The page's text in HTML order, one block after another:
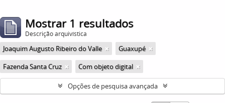
Mostrar 1 resultados
Descrição arquivística
Joaquim Augusto Ribeiro do Valle
Guaxupé
Fazenda Santa Cruz
Com objeto digital
Opções de pesquisa avançada